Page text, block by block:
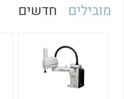
מובילים חדשים